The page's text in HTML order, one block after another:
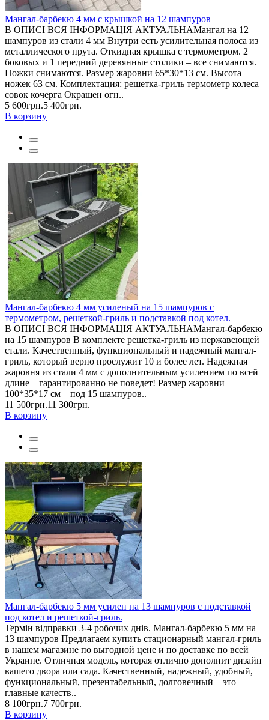
Мангал-барбекю 4 мм с крышкой на 12 шампуров
В ОПИСІ ВСЯ ІНФОРМАЦІЯ АКТУАЛЬНАМангал на 12
шампуров из стали 4 мм Внутри есть усилительная полоса из
металлического прута. Откидная крышка с термометром. 2
боковых и 1 передний деревянные столики – все снимаются.
Ножки снимаются. Размер жаровни 65*30*13 см. Высота
ножек 63 см. Комплектация: решетка-гриль термометр колеса
совок кочерга Окрашен огн..
5 600грн.5 400грн.
В корзину
Мангал-барбекю 4 мм усиленый на 15 шампуров с
термометром, решеткой-гриль и подставкой под котел.
В ОПИСІ ВСЯ ІНФОРМАЦІЯ АКТУАЛЬНАМангал-барбекю
на 15 шампуров В комплекте решетка-гриль из нержавеющей
стали. Качественный, функциональный и надежный мангал-
гриль, который верно прослужит 10 и более лет. Надежная
жаровня из стали 4 мм с дополнительным усилением по всей
длине – гарантированно не поведет! Размер жаровни
100*35*17 см – под 15 шампуров..
11 500грн.11 300грн.
В корзину
Мангал-барбекю 5 мм усилен на 13 шампуров с подставкой
под котел и решеткой-гриль.
Термін відправки 3-4 робочих днів. Мангал-барбекю 5 мм на
13 шампуров Предлагаем купить стационарный мангал-гриль
в нашем магазине по выгодной цене и по доставке по всей
Украине. Отличная модель, которая отлично дополнит дизайн
вашего двора или сада. Качественный, надежный, удобный,
функциональный, презентабельный, долговечный – это
главные качеств..
8 100грн.7 700грн.
В корзину